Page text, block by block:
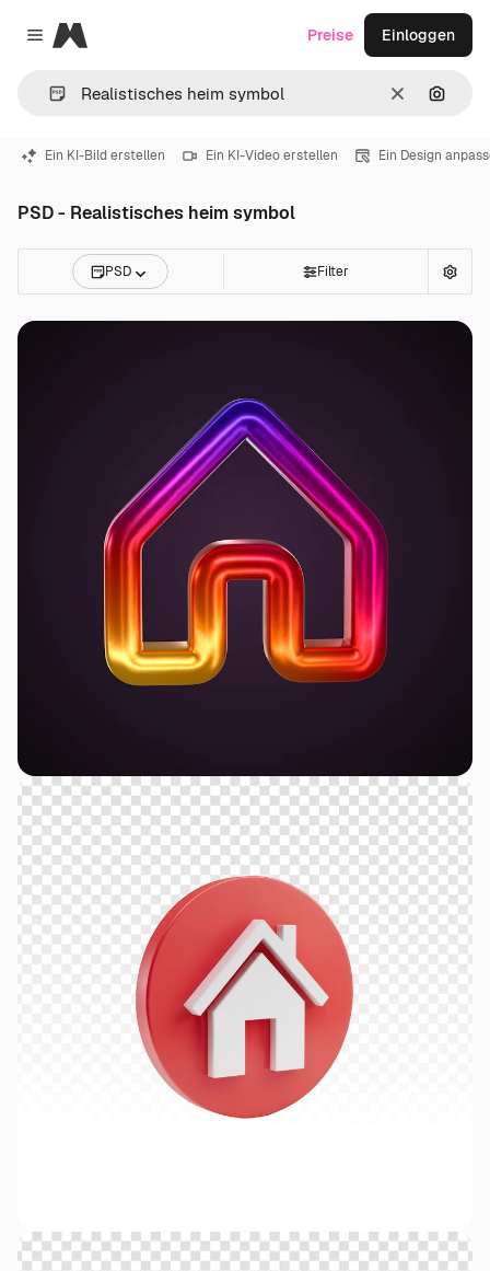
Close menu
Magnific
LöschenNach
Preise Einloggen
Ein KI-Bild erstellen Ein KI-Video erstellen Ein Design
PSD - Realistisches heim symbol
PSD Filter